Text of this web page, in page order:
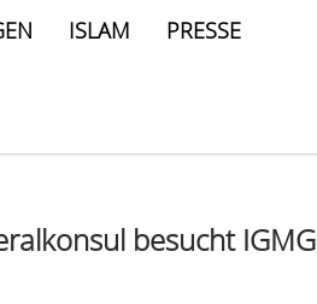
ISLAM PRESSE
besucht IGMG